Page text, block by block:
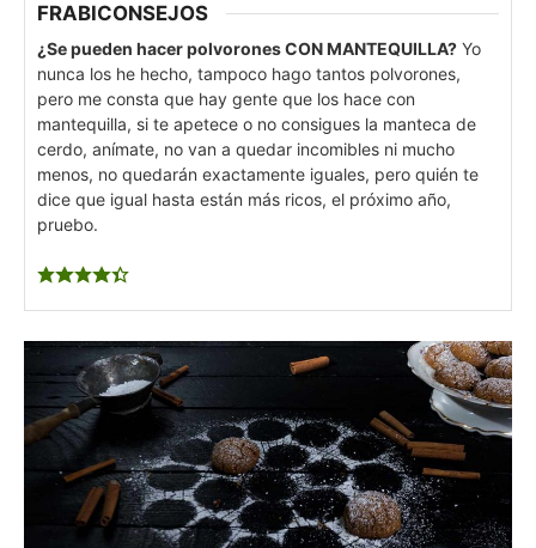
FRABICONSEJOS
¿Se pueden hacer polvorones CON MANTEQUILLA? Yo
nunca los he hecho, tampoco hago tantos polvorones,
pero me consta que hay gente que los hace con
mantequilla, si te apetece o no consigues la manteca de
cerdo, anímate, no van a quedar incomibles ni mucho
menos, no quedarán exactamente iguales, pero quién te
dice que igual hasta están más ricos, el próximo año,
pruebo.